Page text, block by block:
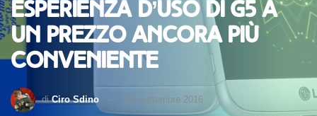
esperienza d’uso di G5 a
un prezzo ancora più
conveniente
di Ciro Sdino 12 Settembre 2016